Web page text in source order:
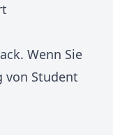
Wenn Sie
von Student